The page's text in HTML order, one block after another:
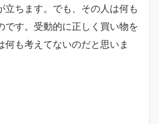
立ちます。でも、その人は何も
です。受動的に正しく買い物を
何も考えてないのだと思いま